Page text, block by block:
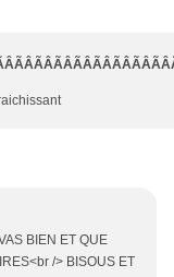
BIEN ET QUE
/> BISOUS ET